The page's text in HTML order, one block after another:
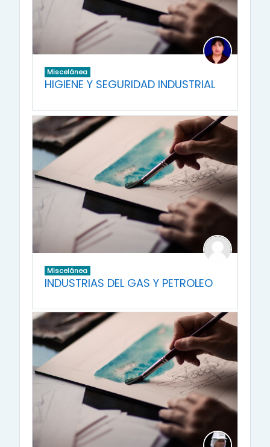
Miscelánea
HIGIENE Y SEGURIDAD INDUSTRIAL
Miscelánea
INDUSTRIAS DEL GAS Y PETROLEO